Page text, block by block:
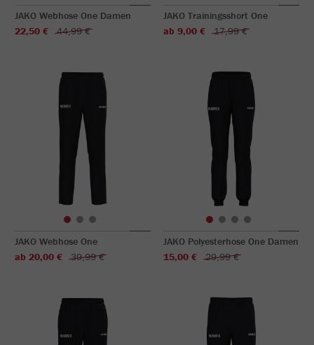
JAKO Webhose One Damen
22,50 €
44,99 €
JAKO Trainingsshort One
ab 9,00 €
17,99 €
JAKO Webhose One
ab 20,00 €
39,99 €
JAKO Polyesterhose One Damen
15,00 €
29,99 €